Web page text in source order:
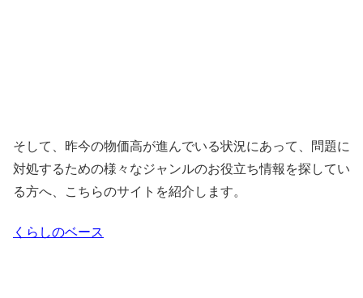
そして、昨今の物価高が進んでいる状況にあって、問題に
対処するための様々なジャンルのお役立ち情報を探してい
る方へ、こちらのサイトを紹介します。
くらしのベース